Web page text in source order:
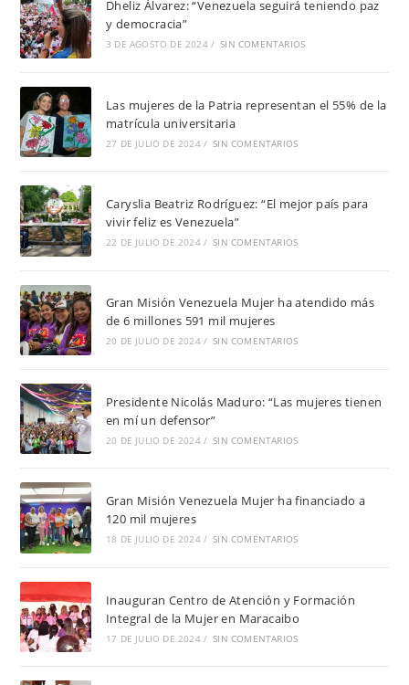
Dheliz Álvarez: “Venezuela seguirá teniendo paz
y democracia”
3 DE AGOSTO DE 2024 / SIN COMENTARIOS
Las mujeres de la Patria representan el 55% de la
matrícula universitaria
27 DE JULIO DE 2024 / SIN COMENTARIOS
Caryslia Beatriz Rodríguez: “El mejor país para
vivir feliz es Venezuela”
22 DE JULIO DE 2024 / SIN COMENTARIOS
Gran Misión Venezuela Mujer ha atendido más
de 6 millones 591 mil mujeres
20 DE JULIO DE 2024 / SIN COMENTARIOS
Presidente Nicolás Maduro: “Las mujeres tienen
en mí un defensor”
20 DE JULIO DE 2024 / SIN COMENTARIOS
Gran Misión Venezuela Mujer ha financiado a
120 mil mujeres
18 DE JULIO DE 2024 / SIN COMENTARIOS
Inauguran Centro de Atención y Formación
Integral de la Mujer en Maracaibo
17 DE JULIO DE 2024 / SIN COMENTARIOS